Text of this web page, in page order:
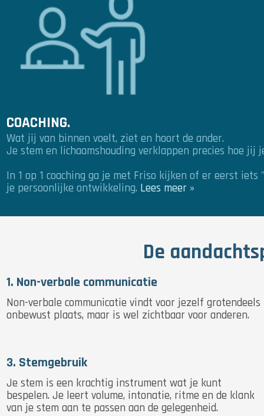
COACHING.
Wat jij van binnen voelt, ziet en hoort de ander.
Je stem en lichaamshouding verklappen precies hoe jij
In 1 op 1 coaching ga je met Friso kijken of er eerst
je persoonlijke ontwikkeling. Lees meer »
De
1. Non-verbale communicatie
Non-verbale communicatie vindt voor jezelf grotendeels
onbewust plaats, maar is wel zichtbaar voor anderen.
3. Stemgebruik
Je stem is een krachtig instrument wat je kunt
bespelen. Je leert volume, intonatie, ritme en de klank
van je stem aan te passen aan de gelegenheid.